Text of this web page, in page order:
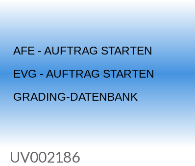
AFE - AUFTRAG STARTEN
EVG - AUFTRAG STARTEN
GRADING-DATENBANK
UV002186